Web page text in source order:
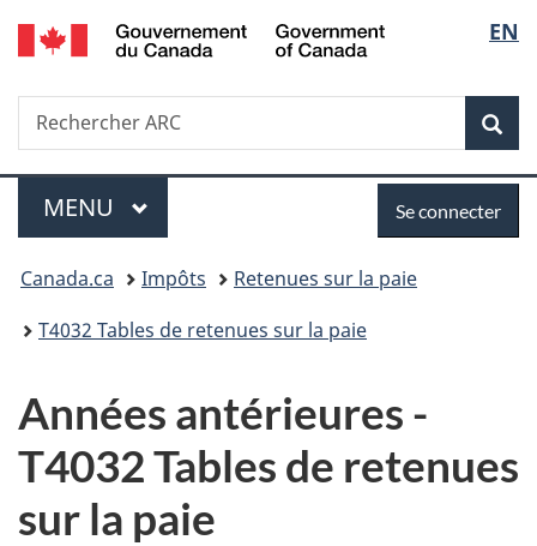
Passer
au
Passer
à
du
Passer
à
simplifiée
de
la
EN
Recherche
Rechercher
ARC
Menu
MENU PRINCIPAL
connecter
Se connecter
Vous
êtes
Canada.ca Impôts
Retenues sur la paie
T4032 Tables de retenues sur la paie
Années antérieures -
T4032 Tables de retenues
sur la paie